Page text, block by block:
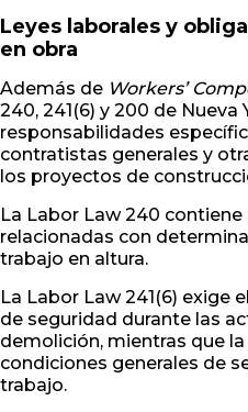
Leyes laborales y
en obra
Además de Workers’
240, 241(6) y 200 de Nueva
responsabilidades
contratistas generales y
los proyectos de
La Labor Law 240
relacionadas con
trabajo en altura.
La Labor Law 241(6) exige
de seguridad durante las
demolición, mientras que
condiciones generales de
trabajo.